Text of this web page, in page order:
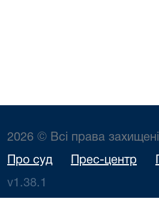
2026 © Всі права захищені
Про суд Прес-центр
v1.38.1